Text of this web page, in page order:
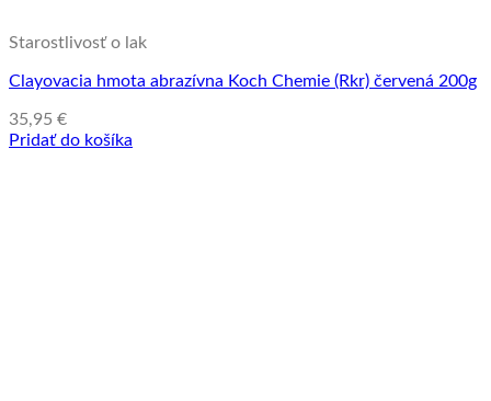
Starostlivosť o lak
Clayovacia hmota abrazívna Koch Chemie (Rkr) červená 200g
35,95 €
Pridať do košíka